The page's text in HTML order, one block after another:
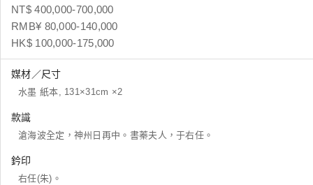
NT$ 400,000-700,000
RMB¥ 80,000-140,000
HK$ 100,000-175,000
媒材／尺寸
水墨 紙本, 131×31cm ×2
款識
滄海波全定，神州日再中。書蓁夫人，于右任。
鈐印
右任(朱)。